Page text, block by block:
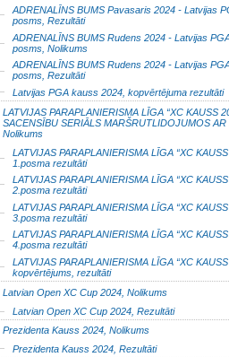
ADRENALĪNS BUMS Pavasaris 2024 - Latvijas
posms, Rezultāti
ADRENALĪNS BUMS Rudens 2024 - Latvijas
posms, Nolikums
ADRENALĪNS BUMS Rudens 2024 - Latvijas
posms, Rezultāti
Latvijas PGA kauss 2024, kopvērtējuma rezultāti
LATVIJAS PARAPLANIERISMA LĪGA “XC KAUSS
SACENSĪBU SERIĀLS MARŠRUTLIDOJUMOS AR
Nolikums
LATVIJAS PARAPLANIERISMA LĪGA “XC KAUSS
1.posma rezultāti
LATVIJAS PARAPLANIERISMA LĪGA “XC KAUSS
2.posma rezultāti
LATVIJAS PARAPLANIERISMA LĪGA “XC KAUSS
3.posma rezultāti
LATVIJAS PARAPLANIERISMA LĪGA “XC KAUSS
4.posma rezultāti
LATVIJAS PARAPLANIERISMA LĪGA “XC KAUSS
kopvērtējums, rezultāti
Latvian Open XC Cup 2024, Nolikums
Latvian Open XC Cup 2024, Rezultāti
Prezidenta Kauss 2024, Nolikums
Prezidenta Kauss 2024, Rezultāti